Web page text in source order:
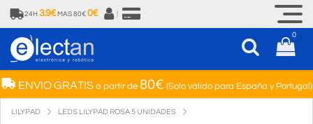
24H 3.9€ MAS 80€ 0€
0
ENVIO GRATISa partir de 80€ (Solo válido para España y Portugal)
LILYPAD LEDS LILYPAD ROSA 5 UNIDADES